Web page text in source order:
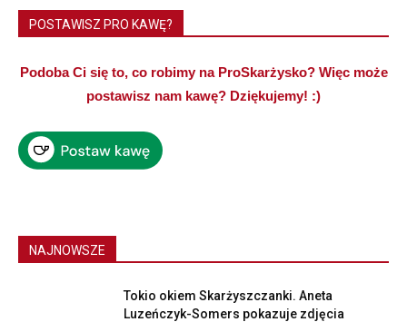
POSTAWISZ PRO KAWĘ?
Podoba Ci się to, co robimy na ProSkarżysko? Więc może
postawisz nam kawę? Dziękujemy! :)
NAJNOWSZE
Tokio okiem Skarżyszczanki. Aneta
Luzeńczyk-Somers pokazuje zdjęcia